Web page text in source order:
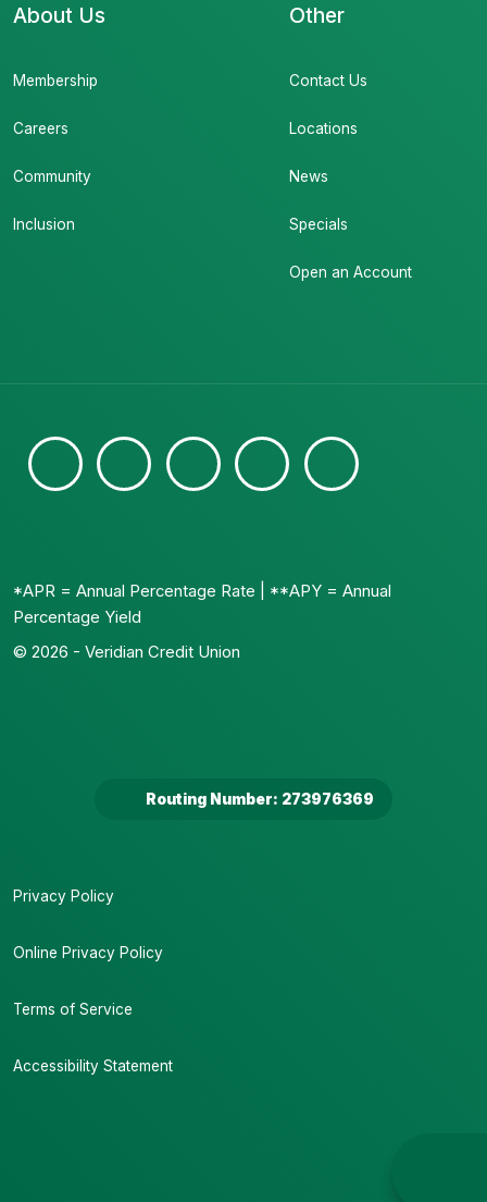
About Us
Membership
Careers
Community
Inclusion
Other
Contact Us
Locations
News
Specials
Open an Account
*APR = Annual Percentage Rate | **APY = Annual
Percentage Yield
© 2026 - Veridian Credit Union
Routing Number: 273976369
Privacy Policy
Online Privacy Policy
Terms of Service
Accessibility Statement